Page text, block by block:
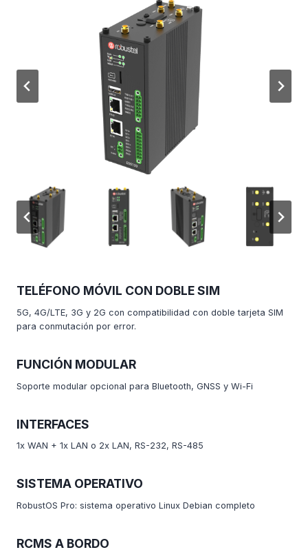
TELÉFONO MÓVIL CON DOBLE SIM
5G, 4G/LTE, 3G y 2G con compatibilidad con doble tarjeta SIM
para conmutación por error.
FUNCIÓN MODULAR
Soporte modular opcional para Bluetooth, GNSS y Wi-Fi
INTERFACES
1x WAN + 1x LAN o 2x LAN, RS-232, RS-485
SISTEMA OPERATIVO
RobustOS Pro: sistema operativo Linux Debian completo
RCMS A BORDO